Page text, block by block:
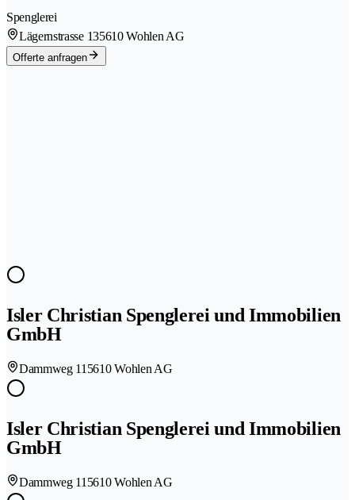
Spenglerei
Lägernstrasse 135610 Wohlen AG
Offerte anfragen
Isler Christian Spenglerei und Immobilien
GmbH
Dammweg 11 5610 Wohlen AG
Isler Christian Spenglerei und Immobilien
GmbH
Dammweg 11 5610 Wohlen AG